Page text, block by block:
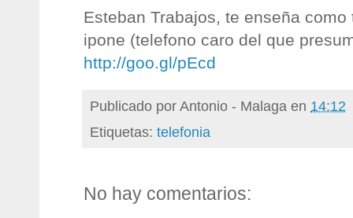
Esteban Trabajos, te enseña
ipone (telefono caro del que
http://goo.gl/pEcd
Publicado porAntonio - Malaga en 14:12
Etiquetas: telefonia
No hay comentarios: